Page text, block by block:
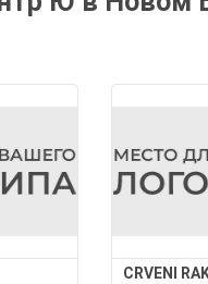
CRVENI